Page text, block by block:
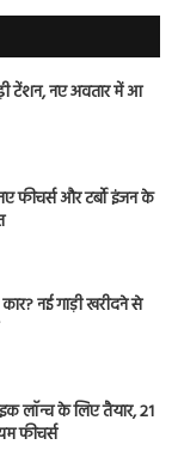
टेंशन, नए अवतार में आ
फीचर्स और टर्बो इंजन के
नई गाड़ी खरीदने से
लॉन्च के लिए तैयार, 21
फीचर्स